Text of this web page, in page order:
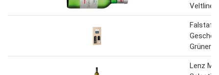
Veltliner
Falstaff
Grüner
Lenz